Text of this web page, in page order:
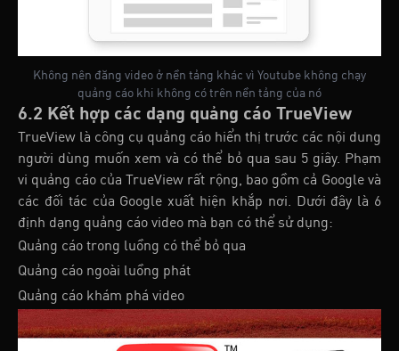
Không nên đăng video ở nền tảng khác vì Youtube không chạy
quảng cáo khi không có trên nền tảng của nó
6.2 Kết hợp các dạng quảng cáo TrueView
TrueView là công cụ quảng cáo hiển thị trước các nội dung
người dùng muốn xem và có thể bỏ qua sau 5 giây. Phạm
vi quảng cáo của TrueView rất rộng, bao gồm cả Google và
các đối tác của Google xuất hiện khắp nơi. Dưới đây là 6
định dạng quảng cáo video mà bạn có thể sử dụng:
Quảng cáo trong luồng có thể bỏ qua
Quảng cáo ngoài luồng phát
Quảng cáo khám phá video